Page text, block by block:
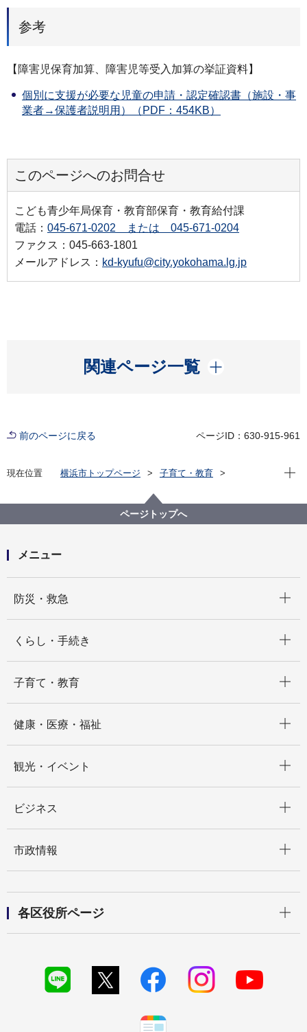
参考
【障害児保育加算、障害児等受入加算の挙証資料】
個別に支援が必要な児童の申請・認定確認書（施設・事
業者→保護者説明用）（PDF：454KB）
このページへのお問合せ
こども青少年局保育・教育部保育・教育給付課
電話： 045-671-0202 または 045-671-0204
ファクス：045-663-1801
メールアドレス： kd-kyufu@city.yokohama.lg.jp
関連ページ一覧
開く
前のページに戻る ページID：630-915-961
現在位置 横浜市トップページ
子育て・教育
請求事務に関する様式・要綱
請求事務に関する各種様式
家庭的保育事業（令和６年度用）
現在
ページトップへ
メニュー
防災・救急
くらし・手続き
子育て・教育
健康・医療・福祉
観光・イベント
ビジネス
市政情報
各区役所ページ